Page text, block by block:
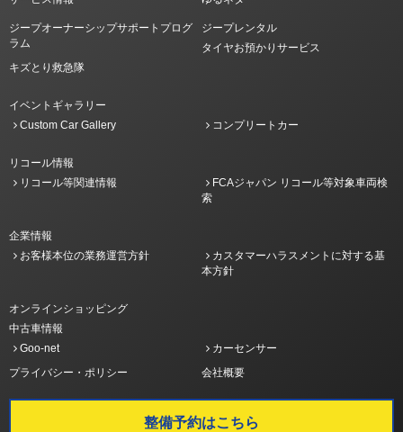
ジープオーナーシップサポートプログ
ラム
ジープレンタル
タイヤお預かりサービス
キズとり救急隊
イベントギャラリー
Custom Car Gallery
コンプリートカー
リコール情報
リコール等関連情報
FCAジャパン リコール等対象車両検
索
企業情報
お客様本位の業務運営方針
カスタマーハラスメントに対する基
本方針
オンラインショッピング
中古車情報
Goo-net
カーセンサー
プライバシー・ポリシー
会社概要
整備予約はこちら